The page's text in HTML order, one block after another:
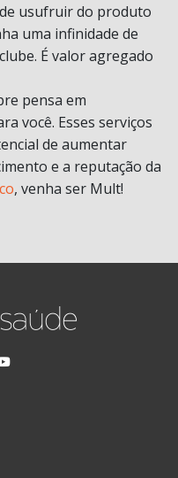
usufruir do produto
uma infinidade de
É valor agregado
pensa em
você. Esses serviços
de aumentar
e a reputação da
, venha ser Mult!